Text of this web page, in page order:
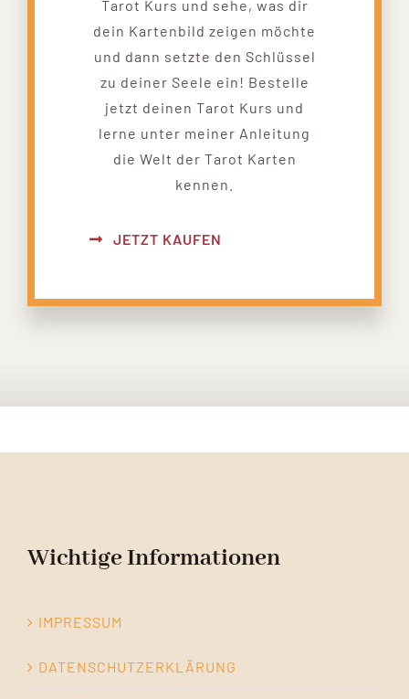
Tarot Kurs und sehe, was dir
dein Kartenbild zeigen möchte
und dann setzte den Schlüssel
zu deiner Seele ein! Bestelle
jetzt deinen Tarot Kurs und
lerne unter meiner Anleitung
die Welt der Tarot Karten
kennen.
JETZT KAUFEN
Wichtige Informationen
IMPRESSUM
DATENSCHUTZERKLÄRUNG